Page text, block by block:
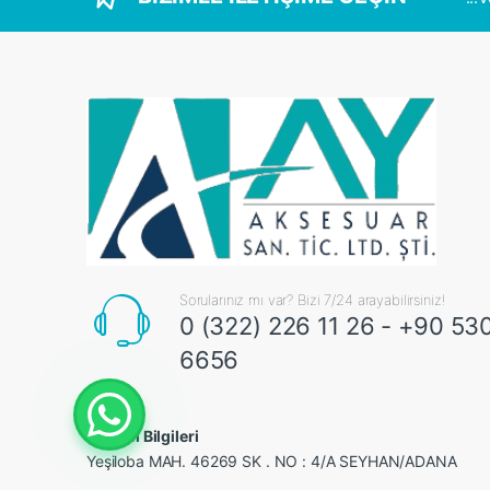
Sorularınız mı var? Bizi 7/24 arayabilirsiniz!
0 (322) 226 11 26 - +90
6656
İletişim Bilgileri
Yeşiloba MAH. 46269 SK . NO : 4/A SEYHAN/ADANA